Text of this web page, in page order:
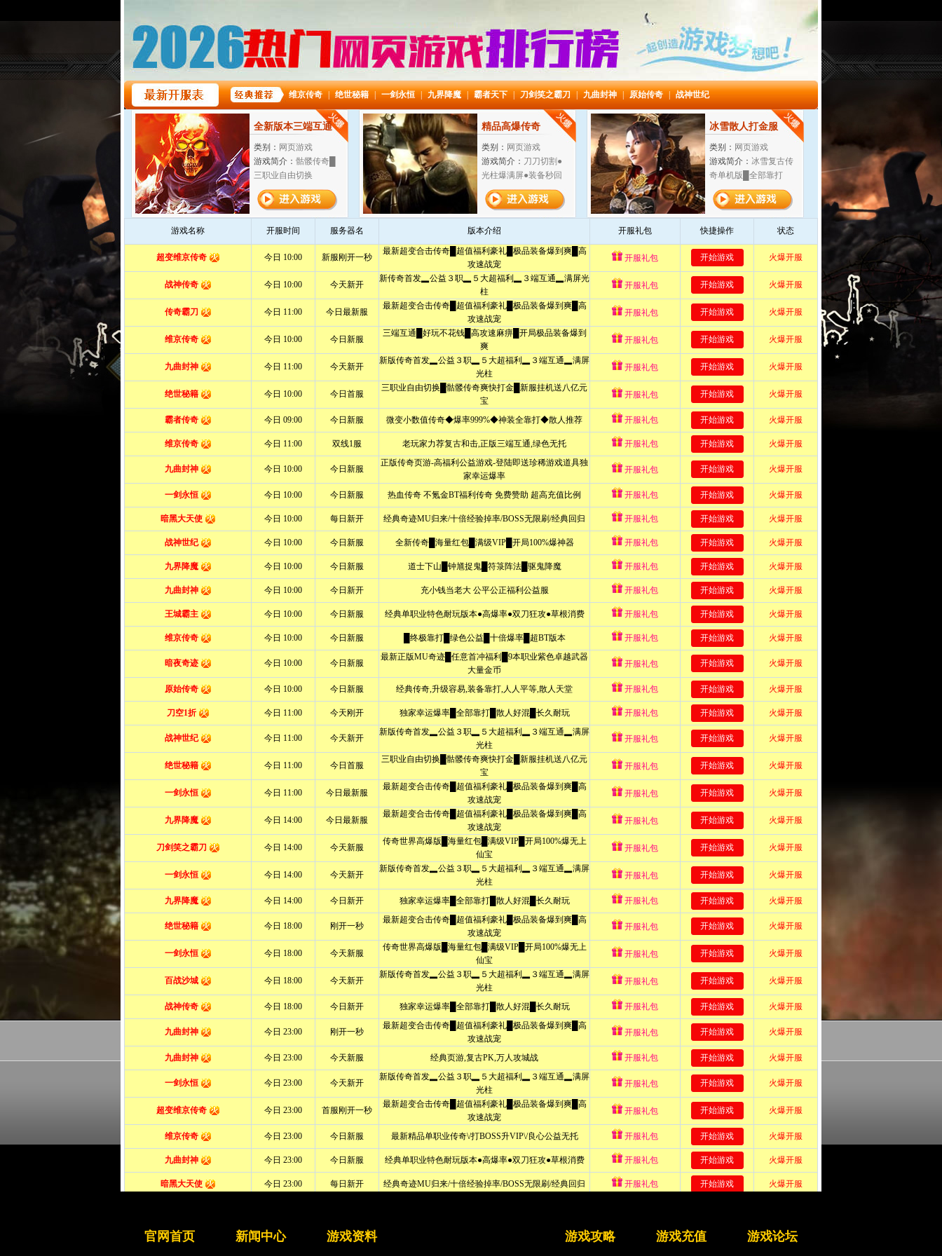
官网首页 新闻中心 游戏资料 游戏攻略 游戏充值 游戏论坛
用户登录
快速充值
服务器列表
游戏介绍
网页游戏私服
月，德国对邻国波兰发动了全面
入侵战争，第二次世界大战爆发!
第三帝国的钢铁洪流以迅雷不及
掩耳之势迅速席卷了整个欧洲，
欧洲大陆各国在德军强大的装甲
集团面前显得不堪一击，波兰、
客服中心
在线客服:
客服在线时间： 9:00-18:00
非客服在线时间请到论坛提交
玩家交流群：889675542
合作媒体
公告
当前位置： 主页 > 新闻公告 > 公告 >
鼠标轻轻一点 网禅(WEBZEN)大奖奉上
发表日期：2020-01-10 12:47 编辑小者：admin
年度游戏狂欢节、全国玩家的盛宴China Joy2006终于要揭开神秘的面纱啦!本届China Joy将会有什么样的精彩活动
可以参与,又将会有什么奖品会拿到手呢,还没有开幕前玩家们就已经不禁浮想联翩了。
为了解除玩家们在最后这段时间里的寂寞无聊,网禅公司(WEBZEN)在官方网站(看看吧,今年China Joy网禅(WEBZEN)
无限礼品等你拿!
【来源:】
让二战老兵插上VR的翅膀 飞出身体的桎梏 《王者世界》力推传说战神-泰国将军坤平
健康游戏公告： 抵制不良游戏 拒绝盗版游戏 注意自我保护 谨防受骗上当 适度游戏益脑 沉迷游戏伤身 合理安排时间 享受健康生活